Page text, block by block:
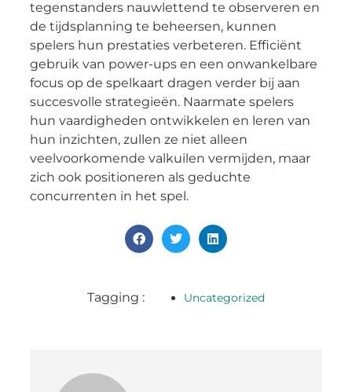
tegenstanders nauwlettend te observeren en
de tijdsplanning te beheersen, kunnen
spelers hun prestaties verbeteren. Efficiënt
gebruik van power-ups en een onwankelbare
focus op de spelkaart dragen verder bij aan
succesvolle strategieën. Naarmate spelers
hun vaardigheden ontwikkelen en leren van
hun inzichten, zullen ze niet alleen
veelvoorkomende valkuilen vermijden, maar
zich ook positioneren als geduchte
concurrenten in het spel.
Tagging : Uncategorized